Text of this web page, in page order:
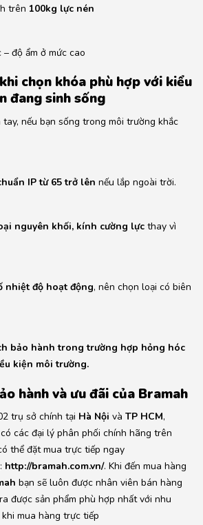
trên 100kg lực nén
độ ẩm ở mức cao
chọn khóa phù hợp với kiểu
đang sinh sống
nếu bạn sống trong môi trường khắc
IP từ 65 trở lên nếu lắp ngoài trời.
nguyên khối, kính cường lực thay vì
nhiệt độ hoạt động, nên chọn loại có biên
bảo hành trong trường hợp hỏng hóc
kiện môi trường.
hành và ưu đãi của Bramah
trụ sở chính tại Hà Nội và TP HCM,
các đại lý phân phối chính hãng trên
thể đặt mua trực tiếp ngay
http://bramah.com.vn/. Khi đến mua hàng
bạn sẽ luôn được nhân viên bán hàng
được sản phẩm phù hợp nhất với nhu
mua hàng trực tiếp